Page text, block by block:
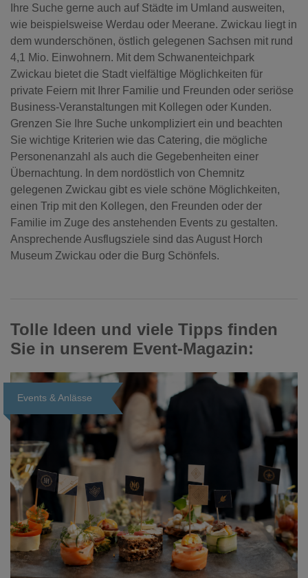
Ihre Suche gerne auch auf Städte im Umland ausweiten,
wie beispielsweise Werdau oder Meerane. Zwickau liegt in
dem wunderschönen, östlich gelegenen Sachsen mit rund
4,1 Mio. Einwohnern. Mit dem Schwanenteichpark
Zwickau bietet die Stadt vielfältige Möglichkeiten für
private Feiern mit Ihrer Familie und Freunden oder seriöse
Business-Veranstaltungen mit Kollegen oder Kunden.
Grenzen Sie Ihre Suche unkompliziert ein und beachten
Sie wichtige Kriterien wie das Catering, die mögliche
Personenanzahl als auch die Gegebenheiten einer
Übernachtung. In dem nordöstlich von Chemnitz
gelegenen Zwickau gibt es viele schöne Möglichkeiten,
einen Trip mit den Kollegen, den Freunden oder der
Familie im Zuge des anstehenden Events zu gestalten.
Ansprechende Ausflugsziele sind das August Horch
Museum Zwickau oder die Burg Schönfels.
Tolle Ideen und viele Tipps finden
Sie in unserem Event-Magazin:
Events & Anlässe